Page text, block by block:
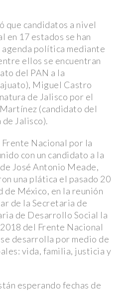
que candidatos a nivel
en 17 estados se han
política mediante
ellos se encuentran
del PAN a la
Miguel Castro
de Jalisco por el
(candidato del
Jalisco).
Nacional por la
con un candidato a la
José Antonio Meade,
una plática el pasado 20
de México, en la reunión
de la Secretaria de
de Desarrollo Social la
del Frente Nacional
desarrolla por medio de
vida, familia, justicia y
esperando fechas de